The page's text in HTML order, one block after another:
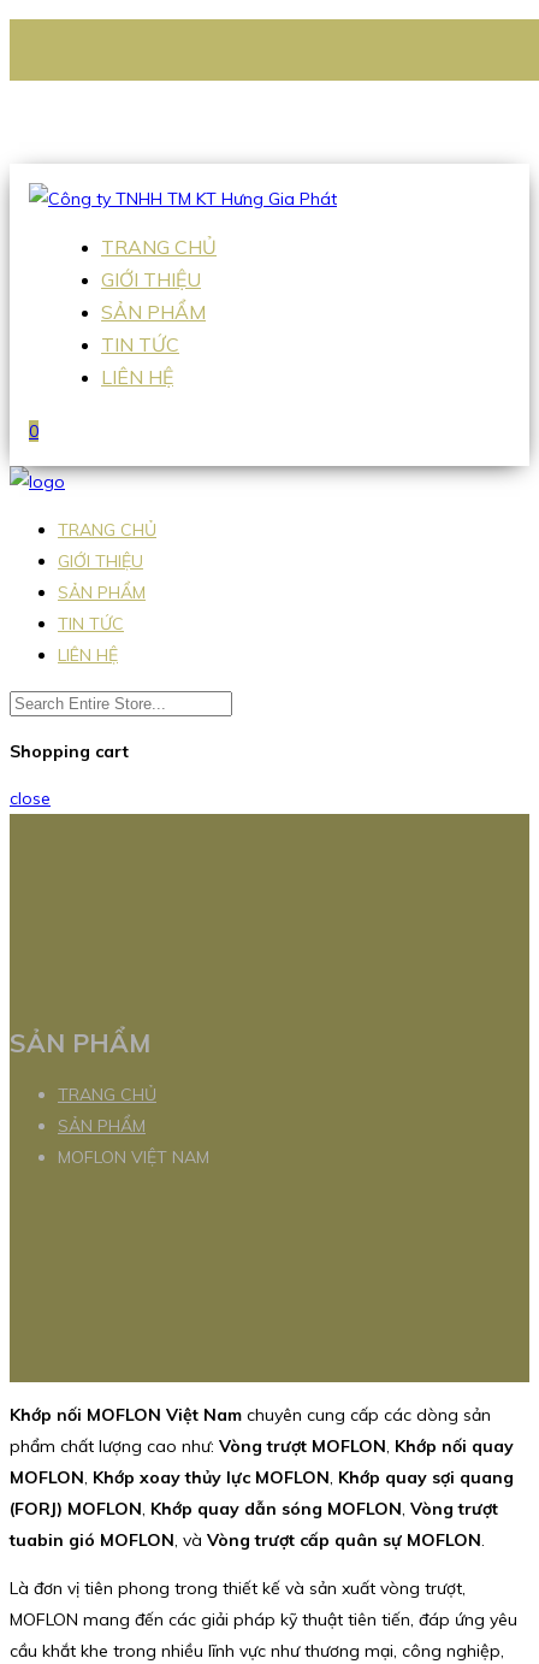
Hotline:0938 336 079
TRANG CHỦ
GIỚI THIỆU
SẢN PHẨM
TIN TỨC
LIÊN HỆ
0
TRANG CHỦ
GIỚI THIỆU
SẢN PHẨM
TIN TỨC
LIÊN HỆ
Shopping cart
close
SẢN PHẨM
TRANG CHỦ
SẢN PHẨM
MOFLON VIỆT NAM
Khớp nối MOFLON Việt Nam chuyên cung cấp các dòng sản
phẩm chất lượng cao như: Vòng trượt MOFLON, Khớp nối quay
MOFLON, Khớp xoay thủy lực MOFLON, Khớp quay sợi quang
(FORJ) MOFLON, Khớp quay dẫn sóng MOFLON, Vòng trượt
tuabin gió MOFLON, và Vòng trượt cấp quân sự MOFLON.
Là đơn vị tiên phong trong thiết kế và sản xuất vòng trượt,
MOFLON mang đến các giải pháp kỹ thuật tiên tiến, đáp ứng yêu
cầu khắt khe trong nhiều lĩnh vực như thương mại, công nghiệp,